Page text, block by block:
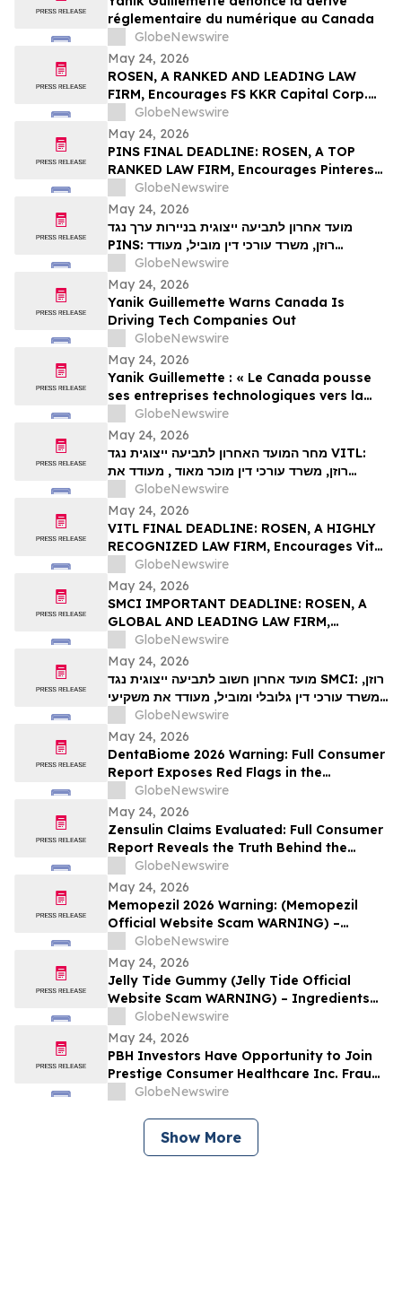
réglementaire du numérique au Canada
GlobeNewswire
May 24, 2026
ROSEN, A RANKED AND LEADING LAW
FIRM, Encourages FS KKR Capital Corp.
Investors to Secure Counsel Before
Important Deadline in Securities Class
Action – FSK
GlobeNewswire
May 24, 2026
PINS FINAL DEADLINE: ROSEN, A TOP
RANKED LAW FIRM, Encourages Pinterest,
Inc. Investors with Losses in Excess of
$100K to Secure Counsel Before
Important May 29 Deadline in Securities
Class Action – PINS
GlobeNewswire
May 24, 2026
מועד אחרון לתביעה ייצוגית בניירות ערך נגד
PINS: רוזן, משרד עורכי דין מוביל, מעודד
משקיעים ב-Pinterest, Inc עם הפסדים של יותר
מ-100 אלף דולר לקבל ייעוץ משפטי לפני המועד
החשוב ב-29 במאי בתביעה ייצוגית לניירות ערך –
PIN…
GlobeNewswire
May 24, 2026
Yanik Guillemette Warns Canada Is
Driving Tech Companies Out
GlobeNewswire
May 24, 2026
Yanik Guillemette : « Le Canada pousse
ses entreprises technologiques vers la
sortie »GlobeNewswire
May 24, 2026
מחר המועד האחרון לתביעה ייצוגית נגד VITL:
רוזן, משרד עורכי דין מוכר מאוד , מעודד את
משקיעי Vital Farms, Inc עם הפסדים של יותר
מ-100 אלף דולר לקבל ייעוץ משפטי לפני המועד
האחרון החשוב ב-26 במאי בתביעה ייצוגית
בניירות ערך שהוגשה לראשונה על ידי המשרד–
VIT…
GlobeNewswire
May 24, 2026
VITL FINAL DEADLINE: ROSEN, A HIGHLY
RECOGNIZED LAW FIRM, Encourages Vital
Farms, Inc. Investors with Losses in
Excess of $100K to Secure Counsel Before
Important May 26 Deadline in Securities
Class Action First Filed by the Firm - VITL
GlobeNewswire
May 24, 2026
SMCI IMPORTANT DEADLINE: ROSEN, A
GLOBAL AND LEADING LAW FIRM,
Encourages Super Micro Computer, Inc.
Investors with Losses in Excess of $100K
to Secure Counsel Before Important May
26 Deadline in Securities Class Action –
SMCI
GlobeNewswire
May 24, 2026
מועד אחרון חשוב לתביעה ייצוגית נגד SMCI: רוזן,
משרד עורכי דין גלובלי ומוביל, מעודד את משקיעי
Super Micro Computer, Inc עם הפסדים של
יותר מ-100 אלף דולר לקבל ייעוץ משפטי לפני
המועד החשוב ב-26 במאי בתביעה ייצוגית לניירות
ערך – SMC…
GlobeNewswire
May 24, 2026
DentaBiome 2026 Warning: Full Consumer
Report Exposes Red Flags in the
Counterfeit Oral Supplement Market
GlobeNewswire
May 24, 2026
Zensulin Claims Evaluated: Full Consumer
Report Reveals the Truth Behind the
"Sugar Destroyer" Herb
GlobeNewswire
May 24, 2026
Memopezil 2026 Warning: (Memopezil
Official Website Scam WARNING) –
Ingredients Investigated
GlobeNewswire
May 24, 2026
Jelly Tide Gummy (Jelly Tide Official
Website Scam WARNING) – Ingredients
Investigated
GlobeNewswire
May 24, 2026
PBH Investors Have Opportunity to Join
Prestige Consumer Healthcare Inc. Fraud
Investigation with the Schall Law Firm
GlobeNewswire
Show More